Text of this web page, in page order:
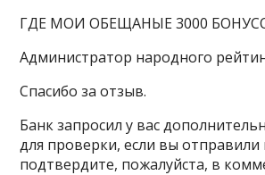
ГДЕ МОИ ОБЕЩАНЫЕ 3000
Администратор народного
Спасибо за отзыв.
Банк запросил у вас
для проверки, если вы отправили
подтвердите, пожалуйста, в